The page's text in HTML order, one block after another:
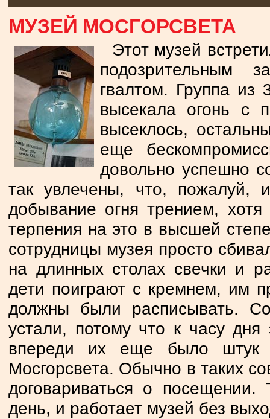
МУЗЕЙ МОСГОРСВЕТА
Этот музей
подозрительным
гвалтом. Группа из
высекала огонь с
высеклось,
еще
довольно успешно
так увлечены, что,
добывание огня трением,
терпения на это в высшей
сотрудницы музея просто
на длинных столах свечки и
дети поиграют с кремнем, им
должны были расписывать.
устали, потому что к часу
впереди их еще было штук
Мосгорсвета. Обычно в таких
договариваться о
день, и работает музей без